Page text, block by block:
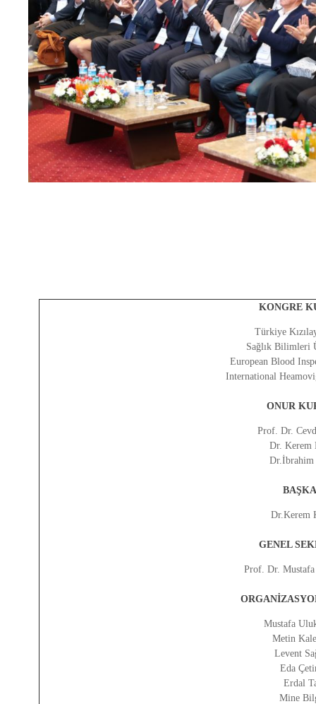
KONGRE
Türkiye
Sağlık Bilimleri
European Blood
International
ONUR
Prof. Dr.
Dr. Kerem
Dr.İbrahim
Dr.Kerem
GENEL
Prof. Dr.
Mustafa
Metin
Levent
Eda
Erdal
Mine